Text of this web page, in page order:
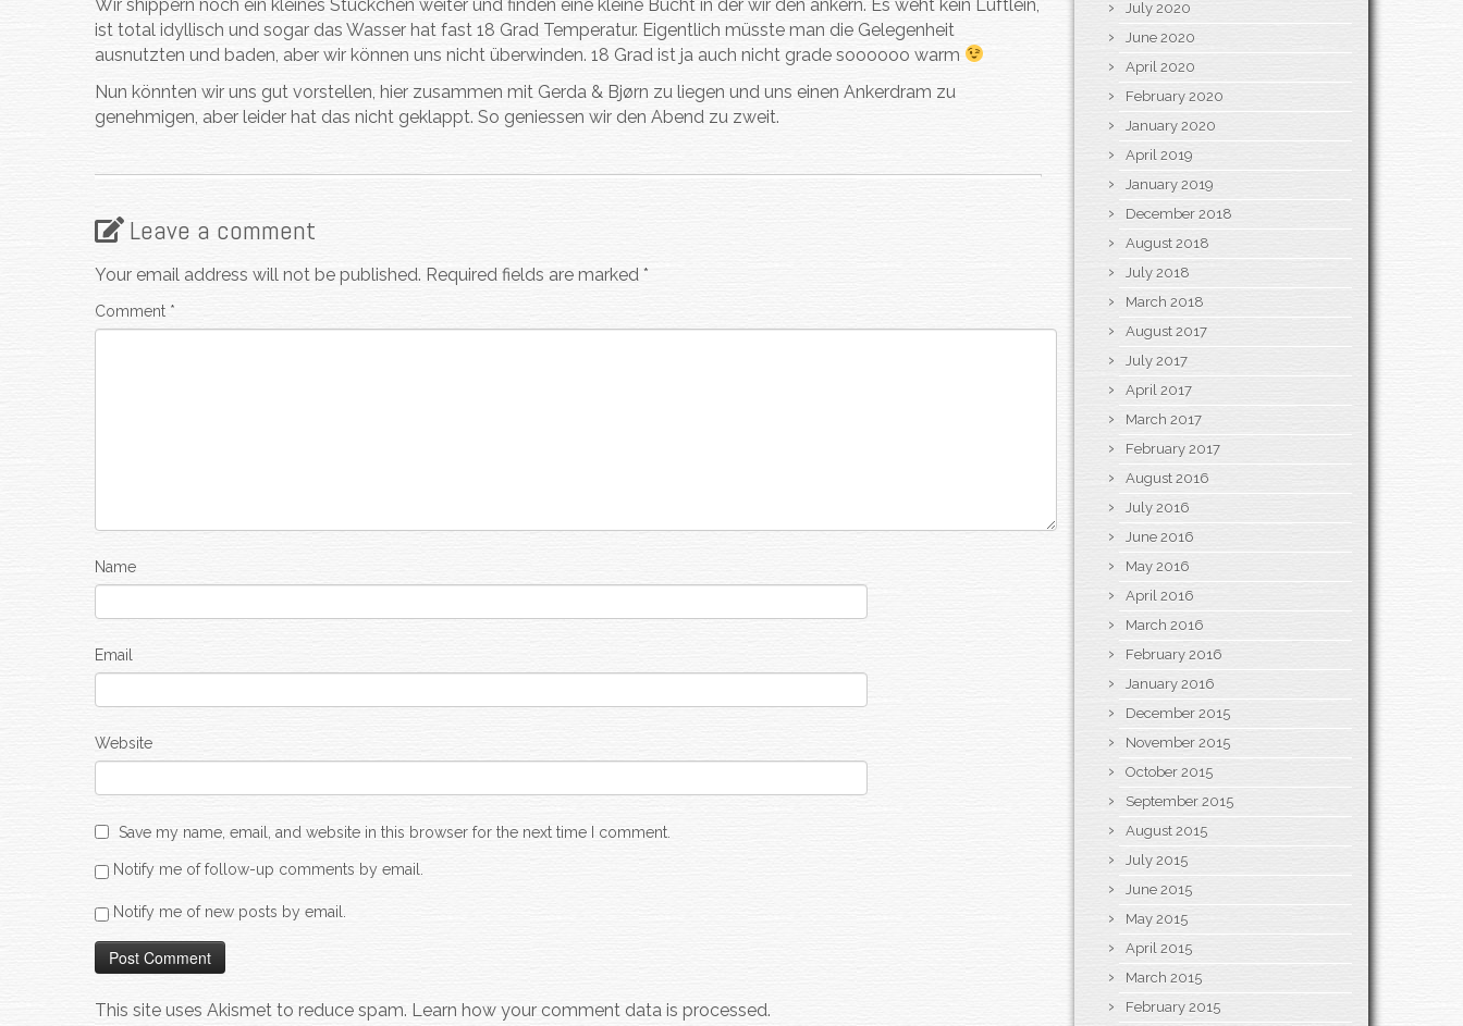
Wir shippern noch ein kleines Stückchen weiter und finden eine kleine Bucht in der wir den ankern. Es weht kein Lüftlein,
ist total idyllisch und sogar das Wasser hat fast 18 Grad Temperatur. Eigentlich müsste man die Gelegenheit
ausnutzten und baden, aber wir können uns nicht überwinden. 18 Grad ist ja auch nicht grade soooooo warm
Nun könnten wir uns gut vorstellen, hier zusammen mit Gerda & Bjørn zu liegen und uns einen Ankerdram zu
genehmigen, aber leider hat das nicht geklappt. So geniessen wir den Abend zu zweit.
Leave a comment
Your email address will not be published. Required fields are marked *
Comment *
Name
Email
Website
Save my name, email, and website in this browser for the next time I comment.
Notify me of follow-up comments by email.
Notify me of new posts by email.
This site uses Akismet to reduce spam. Learn how your comment data is processed.
July 2020
June 2020
April 2020
February 2020
January 2020
April 2019
January 2019
December 2018
August 2018
July 2018
March 2018
August 2017
July 2017
April 2017
March 2017
February 2017
August 2016
July 2016
June 2016
May 2016
April 2016
March 2016
February 2016
January 2016
December 2015
November 2015
October 2015
September 2015
August 2015
July 2015
June 2015
May 2015
April 2015
March 2015
February 2015